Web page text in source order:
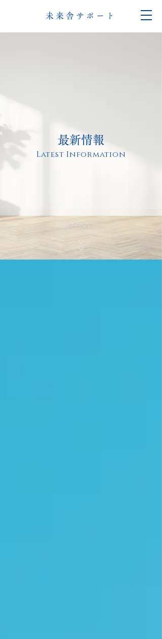
未来舎サポート
最新情報
Latest Information
SCROLL